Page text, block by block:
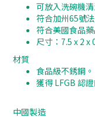
可放入洗碗機清
符合加州65號法
符合美國食品
尺寸：7.5 x 2 x
材質
食品級不銹鋼。
獲得 LFGB 認
中國製造